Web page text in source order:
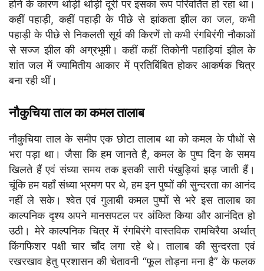
होने के कारण थोड़ी थोड़ी दूरी पर इसका रूप परिवर्तित हो रहा था।
कहीं पहाड़ी, कहीं पहाड़ी के पीछे से झांकता झील का जल, कभी
पहाड़ी के पीछे से निकलती सूर्य की किरणें तो कभी रंगबिरंगी नौकाओं
से सज्ज झील की अग्रभूमी। कहीं कहीं तिकोनी पहाड़ियां झील के
शांत जल में ज्यामितीय आकार में प्रतिबिंबित होकर आकर्षक चित्र
बना रही थीं।
नौकुचिया ताल का कमल तालाब
नौकुचिया ताल के समीप एक छोटा तालाब था को कमल के पौधों से
भरा पड़ा था। जैसा कि हम जानते है, कमल के पुष्प दिन के समय
खिलते हैं एवं संध्या समय तक इसकी सारी पंखुड़ियां झड़ जाती हैं।
चूंकि हम यहाँ संध्या भ्रमण पर थे, हम इन पुष्पों की सुन्दरता का आनंद
नहीं ले सके। श्वेत एवं गुलाबी कमल पुष्पों से भरे इस तालाब का
काल्पनिक दृश्य अपने मानसपटल पर अंकित किया और आनंदित हो
उठी। मेरे काल्पनिक चित्र में रंगबिरंगे वास्तविक रामचिरैया अर्थात्
किंगफिशर पक्षी चार चाँद लगा रहे थे। तालाब की सुन्दरता एवं
रखरखाव हेतु प्रशासन की चेतावनी “फूल तोड़ना मना है” के फलक